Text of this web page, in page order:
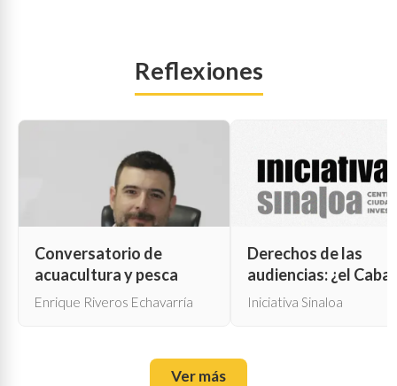
Reflexiones
Conversatorio de
acuacultura y pesca
Enrique Riveros Echavarría
Derechos de las
audiencias: ¿el
de Troya para la
Iniciativa Sinaloa
Ver más